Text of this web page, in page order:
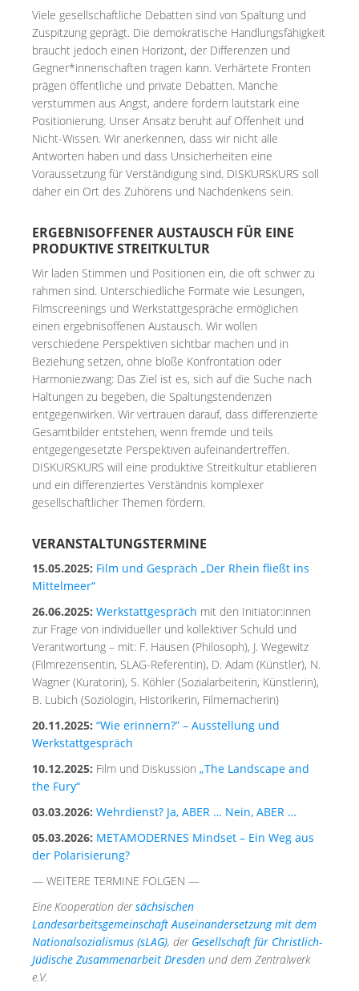
Viele gesellschaftliche Debatten sind von Spaltung und
Zuspitzung geprägt. Die demokratische Handlungsfähigkeit
braucht jedoch einen Horizont, der Differenzen und
Gegner*innenschaften tragen kann. Verhärtete Fronten
prägen öffentliche und private Debatten. Manche
verstummen aus Angst, andere fordern lautstark eine
Positionierung. Unser Ansatz beruht auf Offenheit und
Nicht-Wissen. Wir anerkennen, dass wir nicht alle
Antworten haben und dass Unsicherheiten eine
Voraussetzung für Verständigung sind. DISKURSKURS soll
daher ein Ort des Zuhörens und Nachdenkens sein.
ERGEBNISOFFENER AUSTAUSCH FÜR EINE
PRODUKTIVE STREITKULTUR
Wir laden Stimmen und Positionen ein, die oft schwer zu
rahmen sind. Unterschiedliche Formate wie Lesungen,
Filmscreenings und Werkstattgespräche ermöglichen
einen ergebnisoffenen Austausch. Wir wollen
verschiedene Perspektiven sichtbar machen und in
Beziehung setzen, ohne bloße Konfrontation oder
Harmoniezwang: Das Ziel ist es, sich auf die Suche nach
Haltungen zu begeben, die Spaltungstendenzen
entgegenwirken. Wir vertrauen darauf, dass differenzierte
Gesamtbilder entstehen, wenn fremde und teils
entgegengesetzte Perspektiven aufeinandertreffen.
DISKURSKURS will eine produktive Streitkultur etablieren
und ein differenziertes Verständnis komplexer
gesellschaftlicher Themen fördern.
VERANSTALTUNGSTERMINE
15.05.2025: Film und Gespräch „Der Rhein fließt ins
Mittelmeer“
26.06.2025: Werkstattgespräch mit den Initiator:innen
zur Frage von individueller und kollektiver Schuld und
Verantwortung – mit: F. Hausen (Philosoph), J. Wegewitz
(Filmrezensentin, SLAG-Referentin), D. Adam (Künstler), N.
Wagner (Kuratorin), S. Köhler (Sozialarbeiterin, Künstlerin),
B. Lubich (Soziologin, Historikerin, Filmemacherin)
20.11.2025: “Wie erinnern?” – Ausstellung und
Werkstattgespräch
10.12.2025: Film und Diskussion „The Landscape and
the Fury“
03.03.2026: Wehrdienst? Ja, ABER … Nein, ABER …
05.03.2026: METAMODERNES Mindset – Ein Weg aus
der Polarisierung?
— WEITERE TERMINE FOLGEN —
Eine Kooperation dersächsischen
Landesarbeitsgemeinschaft Auseinandersetzung mit dem
Nationalsozialismus (sLAG), der Gesellschaft für Christlich-
Jüdische Zusammenarbeit Dresden und dem Zentralwerk
e.V.